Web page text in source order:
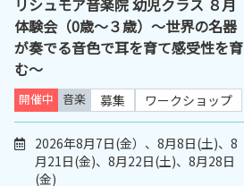
リシュモア音楽院 幼児クラス ８月
体験会（0歳～３歳）～世界の名器
が奏でる音色で耳を育て感受性を育
む～
開催中 音楽 募集 ワークショップ
2026年8月7日(金）、8月8日(土)、8
月21日(金)、8月22日(土)、8月28日
(金)